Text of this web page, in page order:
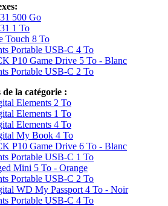
500 Go
1 To
Touch 8 To
Portable USB-C 4 To
P10 Game Drive 5 To - Blanc
Portable USB-C 2 To
la catégorie :
Elements 2 To
Elements 1 To
Elements 4 To
My Book 4 To
P10 Game Drive 6 To - Blanc
Portable USB-C 1 To
Mini 5 To - Orange
Portable USB-C 2 To
WD My Passport 4 To - Noir
Portable USB-C 4 To